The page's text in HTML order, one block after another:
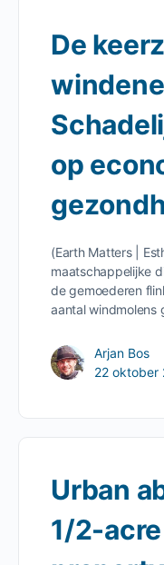
De
op
(Earth Matters |
maatschappelijke
de gemoederen
aantal windmolens
Arjan Bos
22 oktober
Urban
1/2-